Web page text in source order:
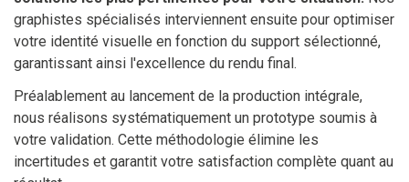
graphistes spécialisés interviennent ensuite pour optimiser
votre identité visuelle en fonction du support sélectionné,
garantissant ainsi l'excellence du rendu final.
Préalablement au lancement de la production intégrale,
nous réalisons systématiquement un prototype soumis à
votre validation. Cette méthodologie élimine les
incertitudes et garantit votre satisfaction complète quant au